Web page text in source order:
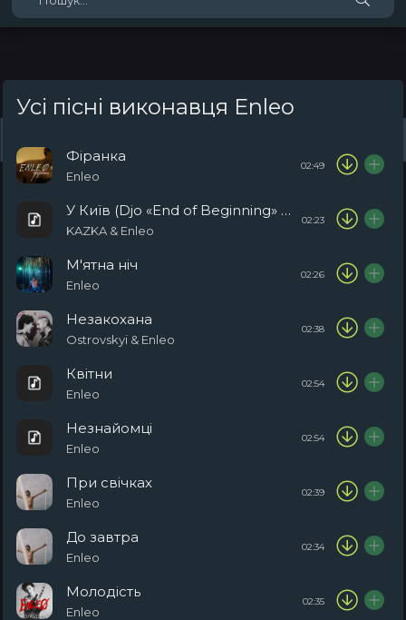
Жанри
Усі пісні виконавця Enleo
Фіранка
Enleo
02:49
У Київ (Djo «End of Beginning» Cover)
KAZKA & Enleo
02:23
М'ятна ніч
Enleo
02:26
Незакохана
Ostrovskyi & Enleo
02:38
Квітни
Enleo
02:54
Незнайомці
Enleo
02:54
При свічках
Enleo
02:39
До завтра
Enleo
02:34
Молодість
Enleo
02:35